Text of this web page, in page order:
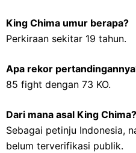
King Chima umur berapa?
Perkiraan sekitar 19 tahun.
Apa rekor
85 fight dengan 73 KO.
Dari mana asal King Chima?
Sebagai petinju Indonesia,
belum terverifikasi publik.